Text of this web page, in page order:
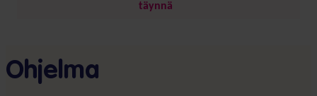
täynnä
Ohjelma